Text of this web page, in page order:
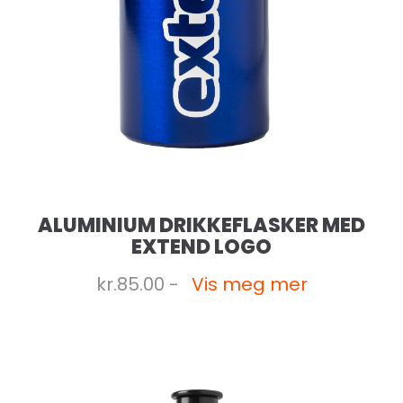
ALUMINIUM DRIKKEFLASKER MED
EXTEND LOGO
kr.85.00 - Vis meg mer